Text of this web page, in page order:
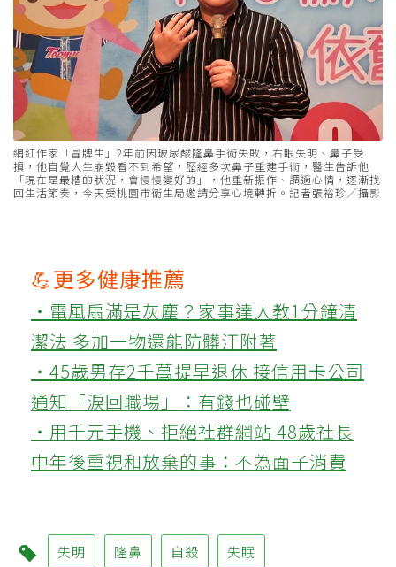
網紅作家「冒牌生」2年前因玻尿酸隆鼻手術失敗，右眼失明、鼻子受
損，他自覺人生崩毀看不到希望，歷經多次鼻子重建手術，醫生告訴他
「現在是最糟的狀況，會慢慢變好的」，他重新振作、調適心情，逐漸找
回生活節奏，今天受桃園市衛生局邀請分享心境轉折。記者張裕珍／攝影
💪更多健康推薦
‧電風扇滿是灰塵？家事達人教1分鐘清
潔法 多加一物還能防髒汙附著
‧45歲男存2千萬提早退休 接信用卡公司
通知「淚回職場」：有錢也碰壁
‧用千元手機、拒絕社群網站 48歲社長
中年後重視和放棄的事：不為面子消費
失明 隆鼻 自殺 失眠